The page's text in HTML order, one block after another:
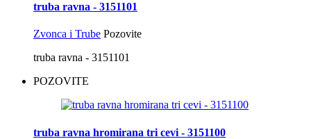
truba ravna - 3151101
Zvonca i Trube Pozovite
truba ravna - 3151101
POZOVITE
truba ravna hromirana tri cevi - 3151100